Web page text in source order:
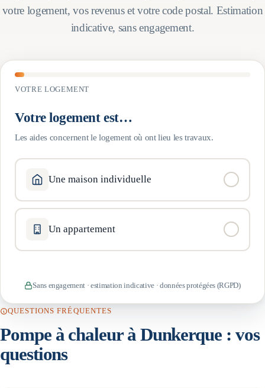
votre logement, vos revenus et votre code postal. Estimation
indicative, sans engagement.
VOTRE LOGEMENT
Votre logement est…
Les aides concernent le logement où ont lieu les travaux.
Une maison individuelle
Un appartement
Sans engagement · estimation indicative · données protégées (RGPD)
QUESTIONS FRÉQUENTES
Pompe à chaleur à Dunkerque : vos
questions